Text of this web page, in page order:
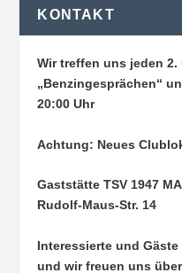
KONTAKT
Wir treffen uns jeden
„Benzingesprächen“
20:00 Uhr
Achtung: Neues
Gaststätte TSV 1947
Rudolf-Maus-Str. 14
Interessierte und
und wir freuen uns